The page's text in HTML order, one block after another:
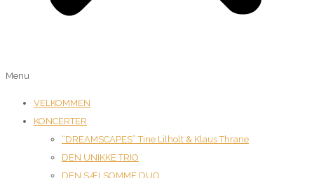
Menu
VELKOMMEN
KONCERTER
“DREAMSCAPES” Tine Lilholt & Klaus Thrane
DEN UNIKKE TRIO
DEN SÆLSOMME DUO